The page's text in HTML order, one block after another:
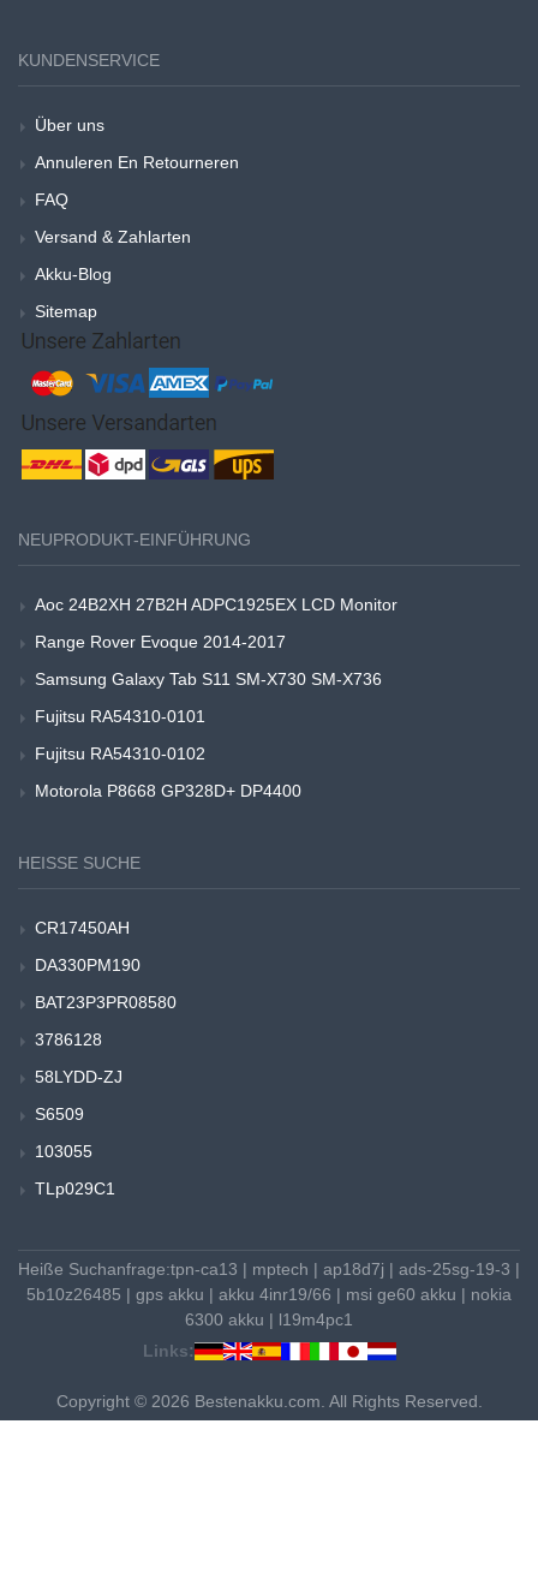
KUNDENSERVICE
Über uns
Annuleren En Retourneren
FAQ
Versand & Zahlarten
Akku-Blog
Sitemap
NEUPRODUKT-EINFÜHRUNG
Aoc 24B2XH 27B2H ADPC1925EX LCD Monitor
Range Rover Evoque 2014-2017
Samsung Galaxy Tab S11 SM-X730 SM-X736
Fujitsu RA54310-0101
Fujitsu RA54310-0102
Motorola P8668 GP328D+ DP4400
HEISSE SUCHE
CR17450AH
DA330PM190
BAT23P3PR08580
3786128
58LYDD-ZJ
S6509
103055
TLp029C1
Heiße Suchanfrage:tpn-ca13 | mptech | ap18d7j | ads-25sg-19-3 |
5b10z26485 | gps akku | akku 4inr19/66 | msi ge60 akku | nokia
6300 akku | l19m4pc1
Links:
Copyright © 2026 Bestenakku.com. All Rights Reserved.